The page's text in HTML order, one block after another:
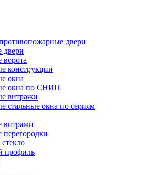
двери
двери
конструкции
окна
окна по СНИП
витражи
стальные окна по сериям
витражи
профиль